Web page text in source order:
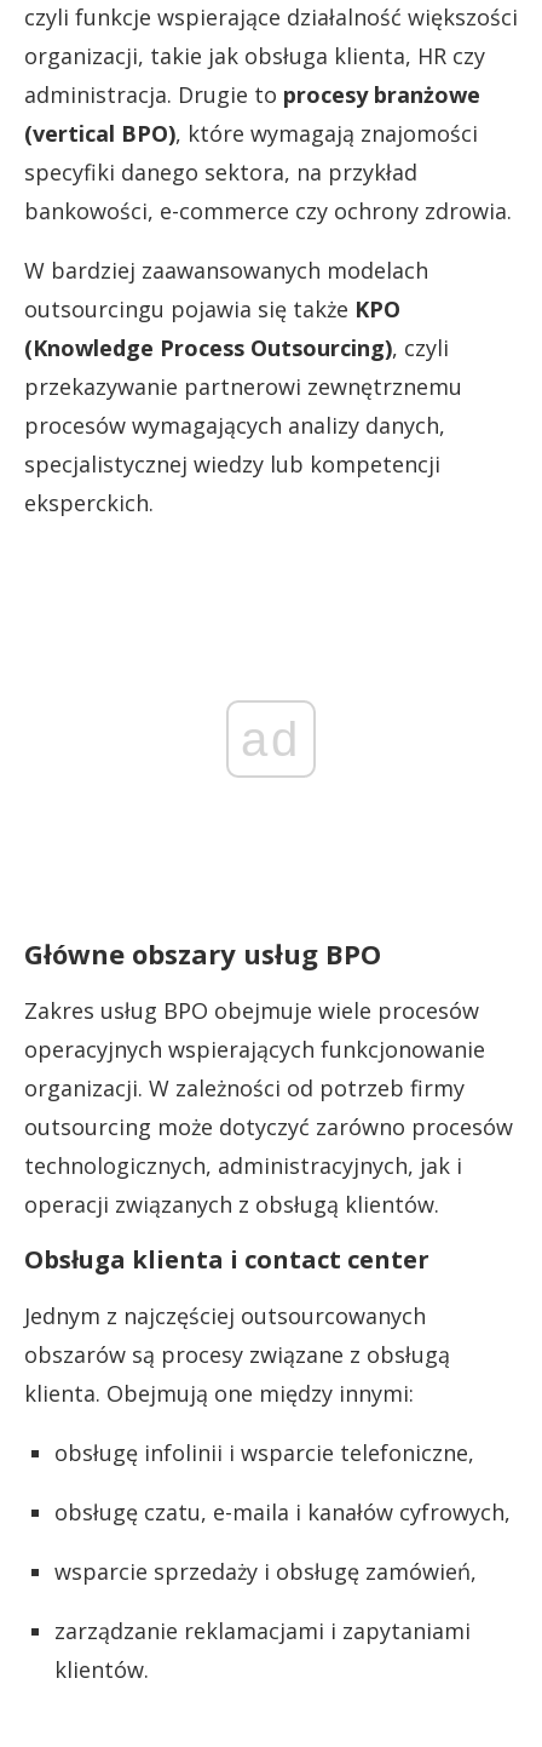
czyli funkcje wspierające działalność większości
organizacji, takie jak obsługa klienta, HR czy
administracja. Drugie to procesy branżowe
(vertical BPO), które wymagają znajomości
specyfiki danego sektora, na przykład
bankowości, e-commerce czy ochrony zdrowia.
W bardziej zaawansowanych modelach
outsourcingu pojawia się także KPO
(Knowledge Process Outsourcing), czyli
przekazywanie partnerowi zewnętrznemu
procesów wymagających analizy danych,
specjalistycznej wiedzy lub kompetencji
eksperckich.
ad
Główne obszary usług BPO
Zakres usług BPO obejmuje wiele procesów
operacyjnych wspierających funkcjonowanie
organizacji. W zależności od potrzeb firmy
outsourcing może dotyczyć zarówno procesów
technologicznych, administracyjnych, jak i
operacji związanych z obsługą klientów.
Obsługa klienta i contact center
Jednym z najczęściej outsourcowanych
obszarów są procesy związane z obsługą
klienta. Obejmują one między innymi:
obsługę infolinii i wsparcie telefoniczne,
obsługę czatu, e-maila i kanałów cyfrowych,
wsparcie sprzedaży i obsługę zamówień,
zarządzanie reklamacjami i zapytaniami
klientów.